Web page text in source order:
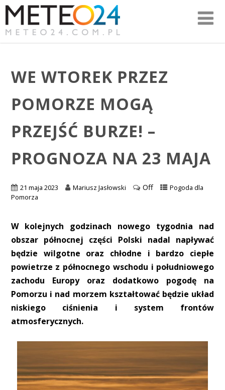
WE WTOREK PRZEZ
POMORZE MOGĄ
PRZEJŚĆ BURZE! –
PROGNOZA NA 23 MAJA
21 maja 2023 Mariusz Jasłowski Off
Pogoda dla
Pomorza
W kolejnych godzinach nowego tygodnia nad
obszar północnej części Polski nadal napływać
będzie wilgotne oraz chłodne i bardzo ciepłe
powietrze z północnego wschodu i południowego
zachodu Europy oraz dodatkowo pogodę na
Pomorzu i nad morzem kształtować będzie układ
niskiego ciśnienia i system frontów
atmosferycznych.